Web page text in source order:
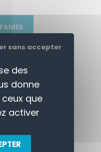
des
donne
que
activer
sans accepter